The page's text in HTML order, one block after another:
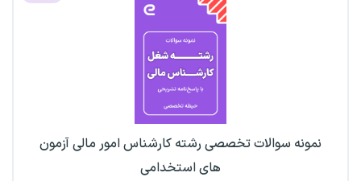
نمونه سوالات تخصصی رشته کارشناس امور مالی آزمون‌
های استخدامی